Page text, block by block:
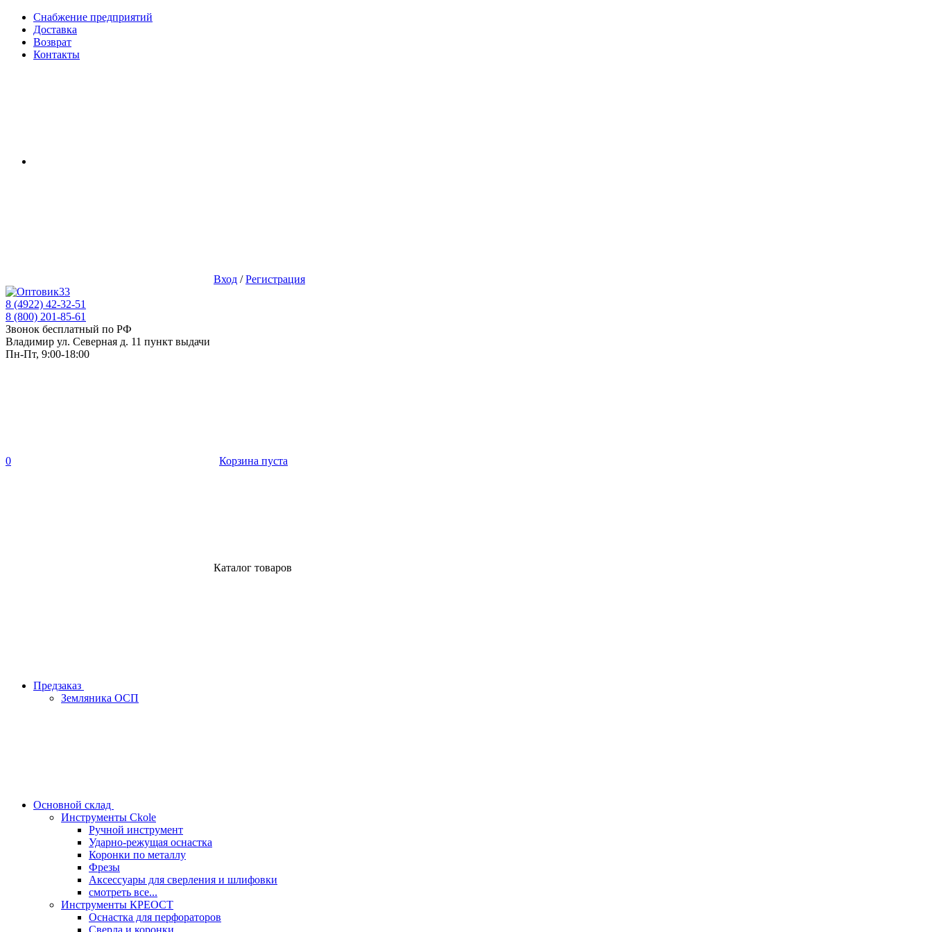
Снабжение предприятий
Доставка
Возврат
Контакты
Вход /Регистрация
8 (4922) 42-32-51
8 (800) 201-85-61
Звонок бесплатный по РФ
Владимир ул. Северная д. 11 пункт выдачи
Пн-Пт, 9:00-18:00
0 Корзина пуста
Каталог товаров
Предзаказ
Земляника ОСП
Основной склад
Инструменты Ckole
Ручной инструмент
Ударно‑режущая оснастка
Коронки по металлу
Фрезы
Аксессуары для сверления и шлифовки
смотреть все...
Инструменты КРЕОСТ
Оснастка для перфораторов
Сверла и коронки